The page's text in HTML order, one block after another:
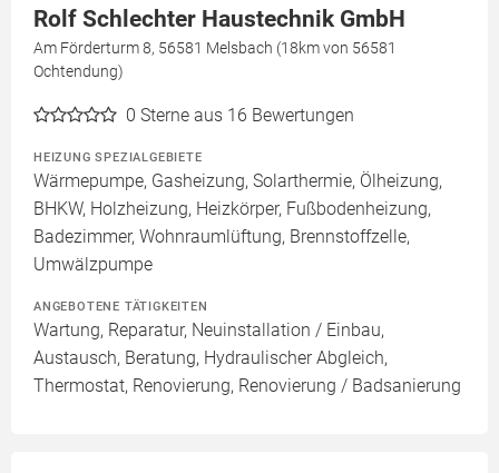
Rolf Schlechter Haustechnik GmbH
Am Förderturm 8, 56581 Melsbach (18km von 56581
Ochtendung)
0 Sterne aus 16 Bewertungen
HEIZUNG SPEZIALGEBIETE
Wärmepumpe, Gasheizung, Solarthermie, Ölheizung,
BHKW, Holzheizung, Heizkörper, Fußbodenheizung,
Badezimmer, Wohnraumlüftung, Brennstoffzelle,
Umwälzpumpe
ANGEBOTENE TÄTIGKEITEN
Wartung, Reparatur, Neuinstallation / Einbau,
Austausch, Beratung, Hydraulischer Abgleich,
Thermostat, Renovierung, Renovierung / Badsanierung